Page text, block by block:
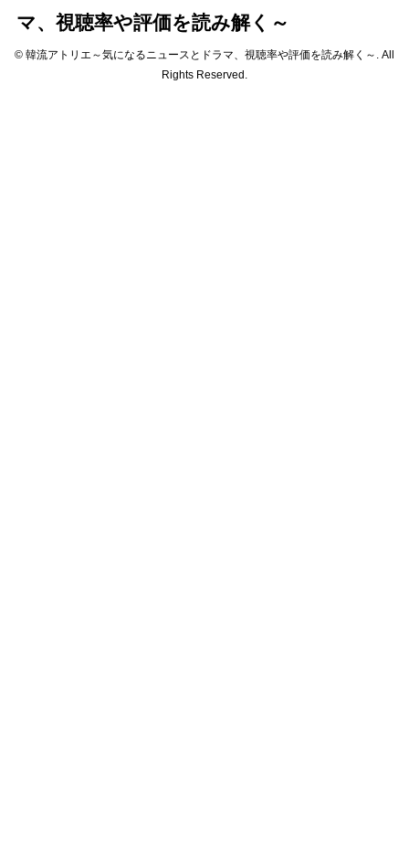
マ、視聴率や評価を読み解く～
© 韓流アトリエ～気になるニュースとドラマ、視聴率や評価を読み解く～. All
Rights Reserved.